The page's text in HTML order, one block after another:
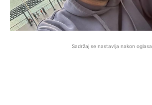
Sadržaj se nastavlja nakon oglasa